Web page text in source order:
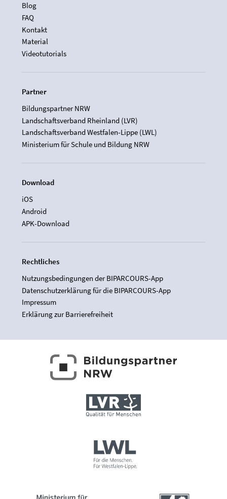
Blog
FAQ
Kontakt
Material
Videotutorials
Partner
Bildungspartner NRW
Landschaftsverband Rheinland (LVR)
Landschaftsverband Westfalen-Lippe (LWL)
Ministerium für Schule und Bildung NRW
Download
iOS
Android
APK-Download
Rechtliches
Nutzungsbedingungen der BIPARCOURS-App
Datenschutzerklärung für die BIPARCOURS-App
Impressum
Erklärung zur Barrierefreiheit